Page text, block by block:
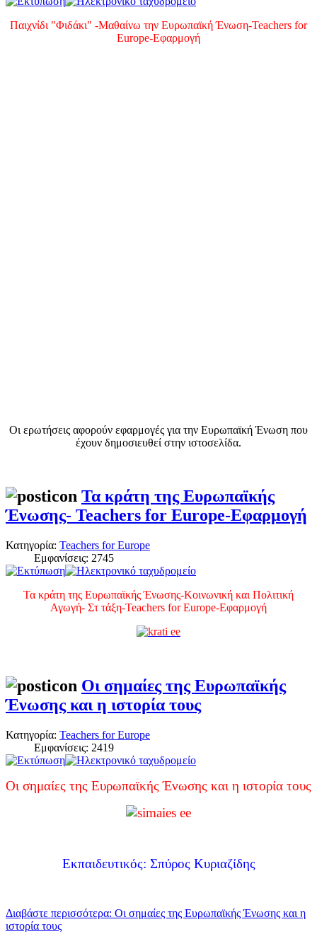
Παιχνίδι "Φιδάκι" -Μαθαίνω την Ευρωπαϊκή Ένωση-Teachers for
Europe-Εφαρμογή
Οι ερωτήσεις αφορούν εφαρμογές για την Ευρωπαϊκή Ένωση που
έχουν δημοσιευθεί στην ιστοσελίδα.
Τα κράτη της Ευρωπαϊκής
Ένωσης- Teachers for Europe-Εφαρμογή
Κατηγορία: Teachers for Europe
Εμφανίσεις: 2745
Τα κράτη της Ευρωπαϊκής Ένωσης-Κοινωνική και Πολιτική
Αγωγή- Στ τάξη-Teachers for Europe-Εφαρμογή
Οι σημαίες της Ευρωπαϊκής
Ένωσης και η ιστορία τους
Κατηγορία: Teachers for Europe
Εμφανίσεις: 2419
Οι σημαίες της Ευρωπαϊκής Ένωσης και η ιστορία τους
Εκπαιδευτικός: Σπύρος Κυριαζίδης
Διαβάστε περισσότερα: Οι σημαίες της Ευρωπαϊκής Ένωσης και η
ιστορία τους